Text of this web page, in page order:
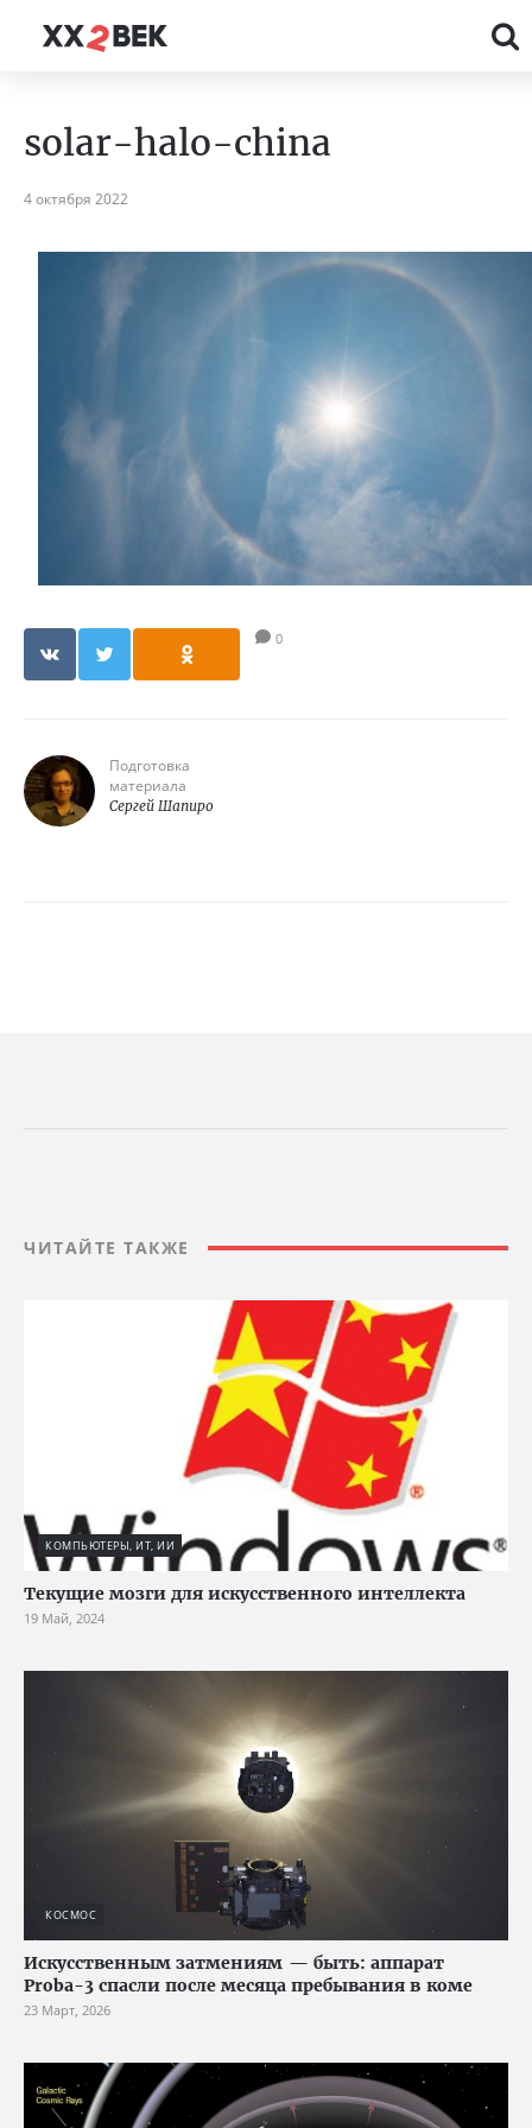
solar-halo-china
4 октября 2022
0
Подготовка
материала
Сергей Шапиро
ЧИТАЙТЕ ТАКЖЕ
КОМПЬЮТЕРЫ, ИТ, ИИ
Текущие мозги для искусственного интеллекта
19 Май, 2024
КОСМОС
Искусственным затмениям — быть: аппарат
Proba-3 спасли после месяца пребывания в коме
23 Март, 2026